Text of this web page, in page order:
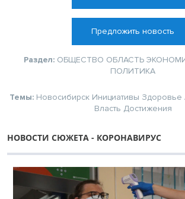
Предложить новость
Раздел: ОБЩЕСТВО ОБЛАСТЬ
ПОЛИТИКА
Темы: Новосибирск Инициативы Здоровье
Власть Достижения
НОВОСТИ СЮЖЕТА - КОРОНАВИРУС